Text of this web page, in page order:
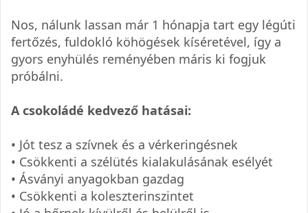
Nos, nálunk lassan már 1 hónapja tart egy légúti
fertőzés, fuldokló köhögések kíséretével, így a
gyors enyhülés reményében máris ki fogjuk
próbálni.
A csokoládé kedvező hatásai:
• Jót tesz a szívnek és a vérkeringésnek
• Csökkenti a szélütés kialakulásának esélyét
• Ásványi anyagokban gazdag
• Csökkenti a koleszterinszintet